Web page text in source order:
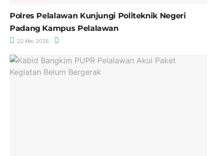
Polres Pelalawan Kunjungi Politeknik Negeri
Padang Kampus Pelalawan
22 Mei 2026